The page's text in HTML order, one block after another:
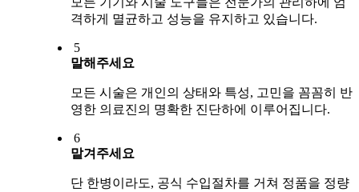
격하게 멸균하고 성능을 유지하고 있습니다.
5
말해주세요
모든 시술은 개인의 상태와 특성, 고민을 꼼꼼히 반
영한 의료진의 명확한 진단하에 이루어집니다.
6
맡겨주세요
단 한병이라도, 공식 수입절차를 거쳐 정품을 정량